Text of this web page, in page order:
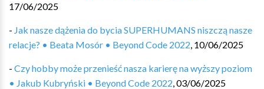
17/06/2025
- Jak nasze dążenia do bycia SUPERHUMANS niszczą nasze
relacje? • Beata Mosór • Beyond Code 2022, 10/06/2025
- Czy hobby może przenieść nasza karierę na wyższy poziom
• Jakub Kubryński • Beyond Code 2022,03/06/2025